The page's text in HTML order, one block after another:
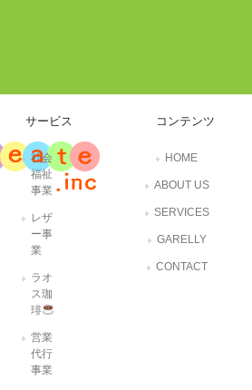
サービス
社会
福祉
事業
レザ
ー事
業
ラオ
ス珈
琲
営業
代行
事業
コンテンツ
HOME
ABOUT US
SERVICES
GARELLY
CONTACT